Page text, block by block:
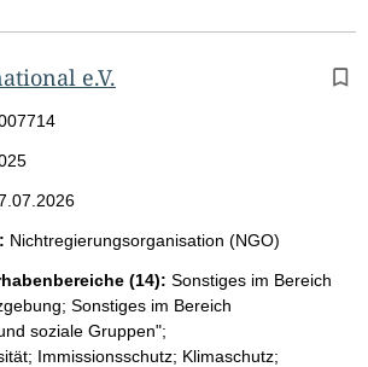
e.V.
Nichtregierungsorganisation (NGO)
(14): Sonstiges im Bereich
Sonstiges im Bereich
soziale Gruppen";
Immissionsschutz; Klimaschutz;